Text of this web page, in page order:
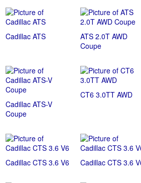
Cadillac ATS
ATS 2.0T AWD
Coupe
Cadillac ATS-V
Coupe
CT6 3.0TT AWD
Cadillac CTS 3.6 V6 Cadillac CTS 3.6